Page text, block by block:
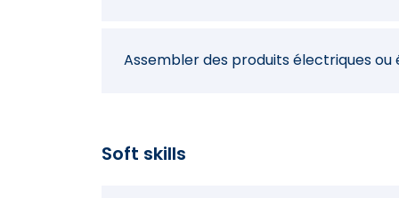
Assembler des produits électriques ou
Soft skills